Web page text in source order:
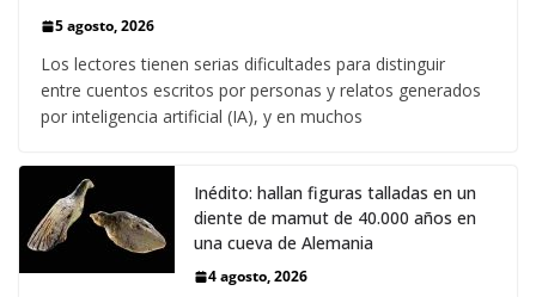
5 agosto, 2026
Los lectores tienen serias dificultades para distinguir
entre cuentos escritos por personas y relatos generados
por inteligencia artificial (IA), y en muchos
Inédito: hallan figuras talladas en un
diente de mamut de 40.000 años en
una cueva de Alemania
4 agosto, 2026